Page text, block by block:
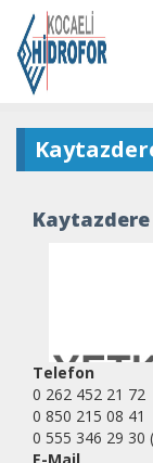
Telefon
0 262 452 21 72
0 850 215 08 41
0 555 346 29 30